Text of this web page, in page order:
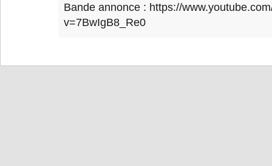
Bande annonce : https://
v=7BwIgB8_Re0